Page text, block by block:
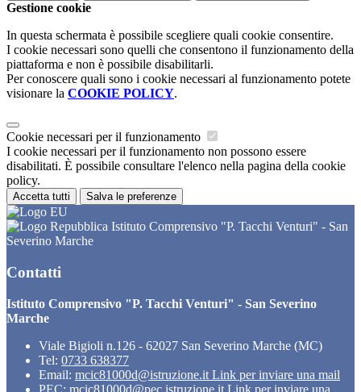
Gestione cookie
In questa schermata è possibile scegliere quali cookie consentire.
I cookie necessari sono quelli che consentono il funzionamento della
piattaforma e non è possibile disabilitarli.
Per conoscere quali sono i cookie necessari al funzionamento potete
visionare la COOKIE POLICY.
Cookie necessari per il funzionamento
I cookie necessari per il funzionamento non possono essere
disabilitati. È possibile consultare l'elenco nella pagina della cookie
policy.
Accetta tutti Salva le preferenze
Istituto Comprensivo "P. Tacchi Venturi" - San
Severino Marche
Contatti
Istituto Comprensivo "P. Tacchi Venturi" - San Severino
Marche
Viale Bigioli n.126 - 62027 San Severino Marche (MC)
Tel: 0733 638377
Email: mcic81000d@istruzione.it Link per inviare una mail
PEC: mcic81000d@pec.istruzione.it Link per inviare una